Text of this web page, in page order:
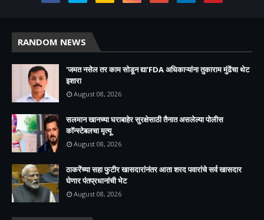
RANDOM NEWS
'जमत नसेल तर काम सोडून द्या'FDA अधिकाऱ्यांना तुकाराम मुंढेंचा थेट
इशारा
August 08, 2026
सलमान खानच्या घराबाहेर सुरक्षेसाठी तैनात असलेल्या पोलीस
कॉन्स्टेबलचा मृत्यू
August 08, 2026
ठाकरेंच्या सहा फुटीर खासदारांनंतर आता शरद पवारांचे सर्व खासदार
घेणार पंतप्रधानांची भेट
August 08, 2026